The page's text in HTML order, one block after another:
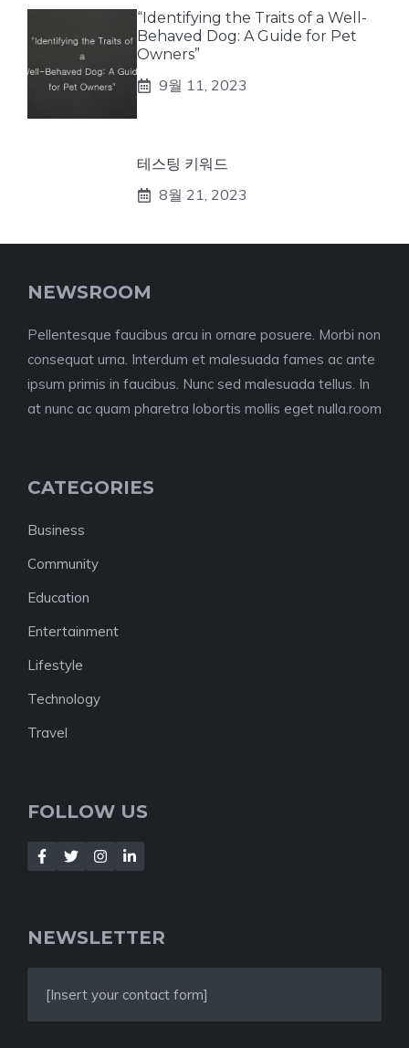
“Identifying the Traits of a Well-
Behaved Dog: A Guide for Pet
Owners”
9월 11, 2023
테스팅 키워드
8월 21, 2023
NEWSROOM
Pellentesque faucibus arcu in ornare posuere. Morbi non
consequat urna. Interdum et malesuada fames ac ante
ipsum primis in faucibus. Nunc sed malesuada tellus. In
at nunc ac quam pharetra lobortis mollis eget nulla.room
CATEGORIES
Business
Community
Education
Entertainment
Lifestyle
Technology
Travel
FOLLOW US
NEWSLETTER
[Insert your contact form]